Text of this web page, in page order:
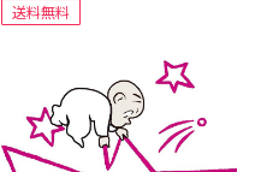
送料無料